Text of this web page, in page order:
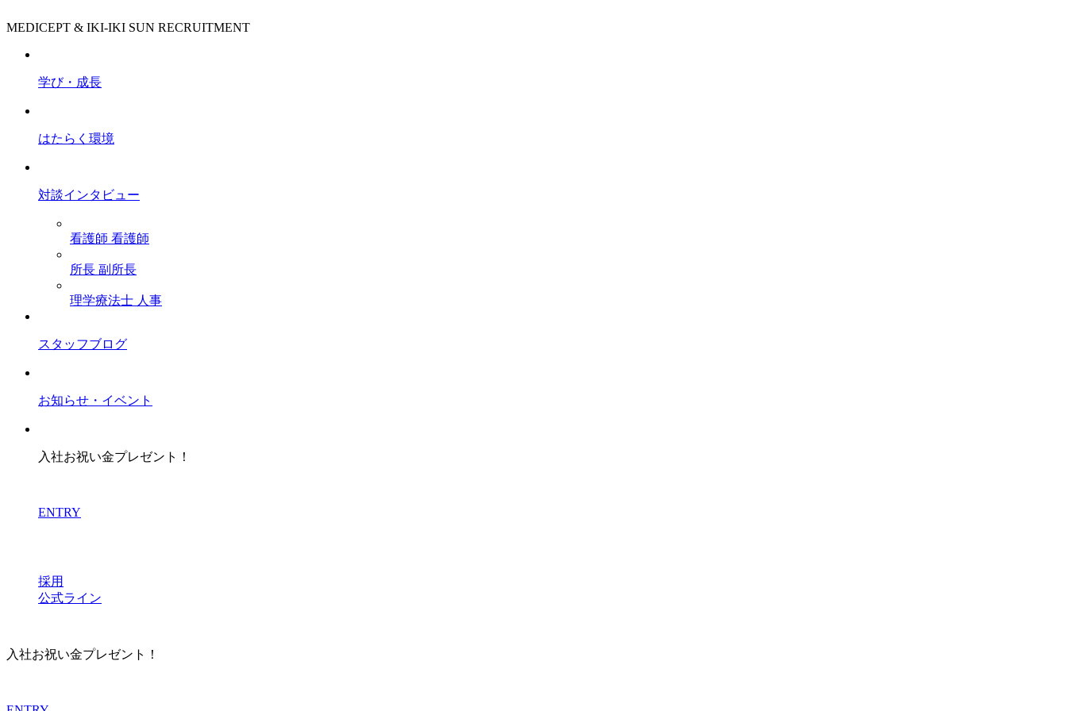
MEDICEPT & IKI-IKI SUN RECRUITMENT
学び・成長
はたらく環境
対談インタビュー
看護師 看護師
所長 副所長
理学療法士 人事
スタッフブログ
お知らせ・イベント
入社お祝い金プレゼント！
ENTRY
採用
公式ライン
入社お祝い金プレゼント！